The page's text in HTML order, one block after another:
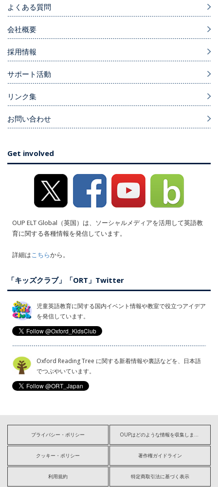
よくある質問
会社概要
採用情報
サポート活動
リンク集
お問い合わせ
Get involved
OUP ELT Global（英国）は、ソーシャルメディアを活用して英語教
育に関する各種情報を発信しています。
詳細はこちらから。
「キッズクラブ」「ORT」Twitter
児童英語教育に関する国内イベント情報や教室で役立つアイデア
を発信しています。
Oxford Reading Tree に関する新着情報や裏話などを、日本語
でつぶやいています。
プライバシー・ポリシー OUPはどのような情報を収集しますか?
クッキー・ポリシー 著作権ガイドライン
利用規約 特定商取引法に基づく表示